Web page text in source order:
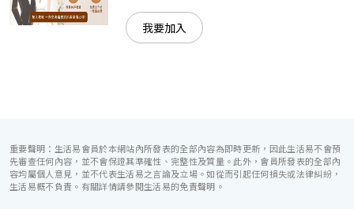
我要加入
重要聲明：生活易會員於本網站內所發表的全部內容為即時更新，因此生活易不會預
先審查任何內容，並不會保證其準確性、完整性及質量。此外，會員所發表的全部內
容均屬個人意見，並不代表生活易之言論及立場。如從而引起任何損失或法律糾紛，
生活易概不負責。有關詳情請參閱生活易的免責聲明。